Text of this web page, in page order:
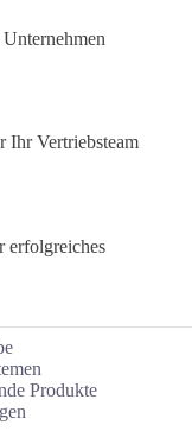
Ihr Vertriebsteam
erfolgreiches
Produkte